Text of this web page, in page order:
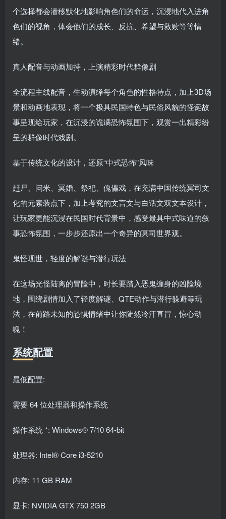
个选择都会潜移默化地影响角色们的命运，沉浸地代入进角
色们的视角，体会他们的成长、反抗、希望与救赎等等情
绪。
真人配音与动画加持，上演精彩时代群像剧
全流程主线配音，生动演绎每个角色的性格特点，加上3D场
景和动画地表现，将一个极具民国特色与民俗风貌的怪诞故
事呈现给玩家，在沉浸的诡谲恐怖氛围下，观赏一出精彩纷
呈的群像时代戏剧。
基于传统文化的设计，还原“中式恐怖”风味
赶尸、问米、冥婚、祭祀、傀儡戏，在充满中国传统冥司文
化的元素装点下，加上考究的文言文与白话文双文本设计，
让玩家更能沉浸在民国时代背景中，感受最具中式味道的叙
事恐怖氛围，一步步还原出一个奇异的冥司世界观。
鬼怪现世，轻度的解谜与潜行玩法
在这场光怪陆离的冒险中，时长要踏入恶鬼缠身的凶险境
地，围绕剧情加入了轻度解谜、QTE动作与潜行躲避等玩
法，在前路未知的恐惧情绪中让你陡然冷汗直冒，惊心动
魄！
系统配置
最低配置:
需要 64 位处理器和操作系统
操作系统 *: Windows® 7/10 64-bit
处理器: Intel® Core i3-5210
内存: 11 GB RAM
显卡: NVIDIA GTX 750 2GB